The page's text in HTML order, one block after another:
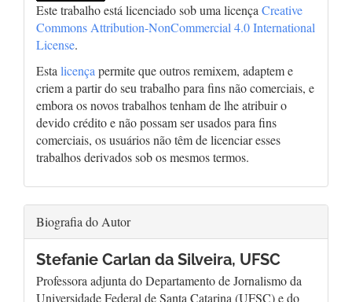
Este trabalho está licenciado sob uma licença Creative
Commons Attribution-NonCommercial 4.0 International
License.
Esta licença permite que outros remixem, adaptem e
criem a partir do seu trabalho para fins não comerciais, e
embora os novos trabalhos tenham de lhe atribuir o
devido crédito e não possam ser usados para fins
comerciais, os usuários não têm de licenciar esses
trabalhos derivados sob os mesmos termos.
Biografia do Autor
Stefanie Carlan da Silveira, UFSC
Professora adjunta do Departamento de Jornalismo da
Universidade Federal de Santa Catarina (UFSC) e do